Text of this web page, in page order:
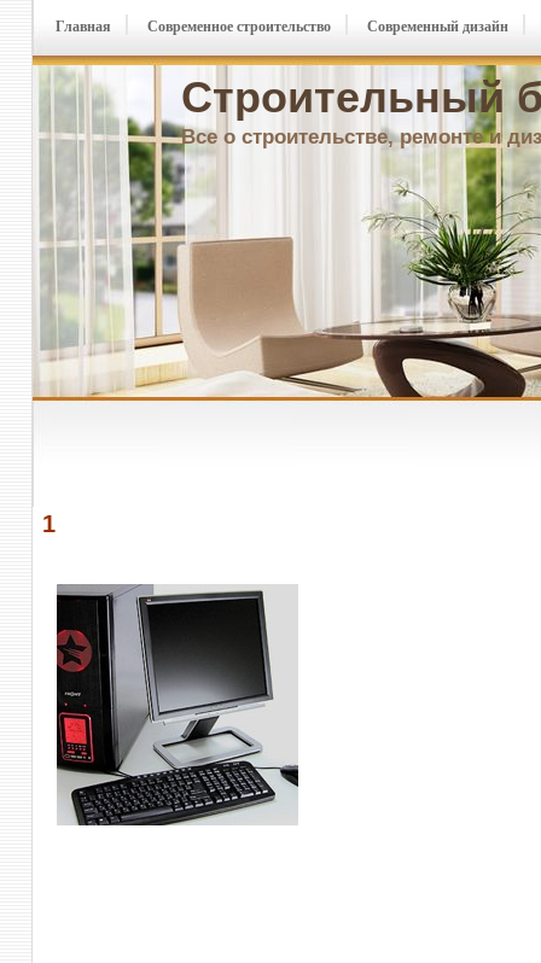
Строительный
Все о строительстве, ремонте и
Главная Современное строительство Современный дизайн
1